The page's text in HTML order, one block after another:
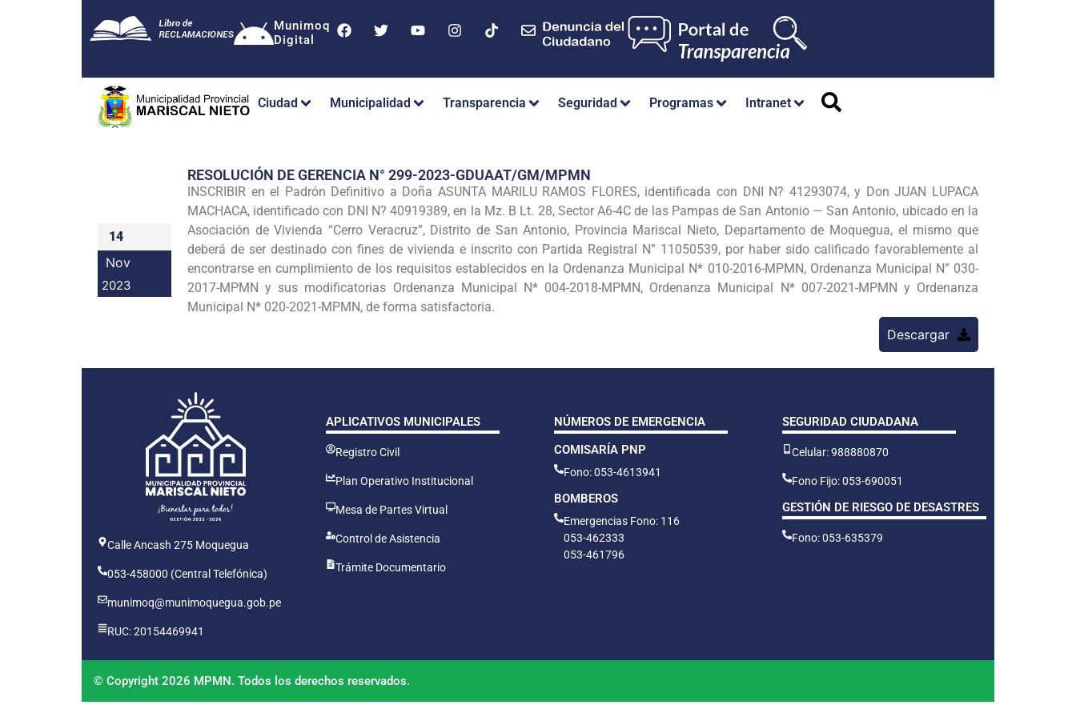
Munimoq
Digital
Ciudad Municipalidad Transparencia Seguridad Programas Intranet
14
Nov
2023
RESOLUCIÓN DE GERENCIA N° 299-2023-GDUAAT/GM/MPMN
INSCRIBIR en el Padrón Definitivo a Doña ASUNTA MARILU RAMOS FLORES, identificada con DNI N? 41293074, y Don JUAN LUPACA
MACHACA, identificado con DNI N? 40919389, en la Mz. B Lt. 28, Sector A6-4C de las Pampas de San Antonio — San Antonio, ubicado en la
Asociación de Vivienda “Cerro Veracruz”, Distrito de San Antonio, Provincia Mariscal Nieto, Departamento de Moquegua, el mismo que
deberá de ser destinado con fines de vivienda e inscrito con Partida Registral N” 11050539, por haber sido calificado favorablemente al
encontrarse en cumplimiento de los requisitos establecidos en la Ordenanza Municipal N* 010-2016-MPMN, Ordenanza Municipal N” 030-
2017-MPMN y sus modificatorias Ordenanza Municipal N* 004-2018-MPMN, Ordenanza Municipal N* 007-2021-MPMN y Ordenanza
Municipal N* 020-2021-MPMN, de forma satisfactoria.
Descargar
Calle Ancash 275 Moquegua
053-458000 (Central Telefónica)
munimoq@munimoquegua.gob.pe
RUC: 20154469941
APLICATIVOS MUNICIPALES
Registro Civil
Plan Operativo Institucional
Mesa de Partes Virtual
Control de Asistencia
Trámite Documentario
NÚMEROS DE EMERGENCIA
COMISARÍA PNP
Fono: 053-4613941
BOMBEROS
Emergencias Fono: 116
053-462333
053-461796
SEGURIDAD CIUDADANA
Celular: 988880870
Fono Fijo: 053-690051
GESTIÓN DE RIESGO DE DESASTRES
Fono: 053-635379
© Copyright 2026 MPMN. Todos los derechos reservados.